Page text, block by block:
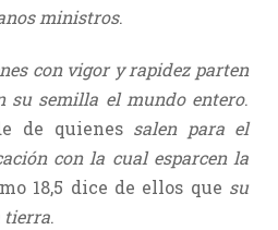
ministros.
con vigor y rapidez parten
su semilla el mundo entero.
de quienes salen para el
con la cual esparcen la
18,5 dice de ellos que su
tierra.